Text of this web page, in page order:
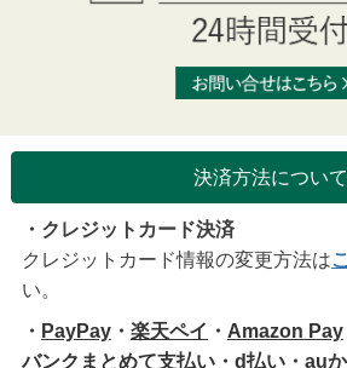
決済方法について
・クレジットカード決済
クレジットカード情報の変更方法は
い。
・ PayPay・ 楽天ペイ ・ Amazon Pay
バンクまとめて支払い・ d払い・ au